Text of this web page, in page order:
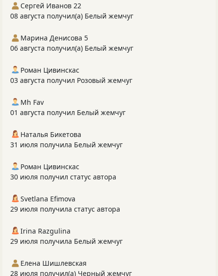
Сергей Иванов 22
08 августа получил(а) Белый жемчуг
Марина Денисова 5
06 августа получил(а) Белый жемчуг
Роман Цивинскас
03 августа получил Розовый жемчуг
Mh Fav
01 августа получил Белый жемчуг
Наталья Бикетова
31 июля получила Белый жемчуг
Роман Цивинскас
30 июля получил статус автора
Svetlana Efimova
29 июля получила статус автора
Irina Razgulina
29 июля получила Белый жемчуг
Елена Шишлевская
28 июля получил(а) Черный жемчуг